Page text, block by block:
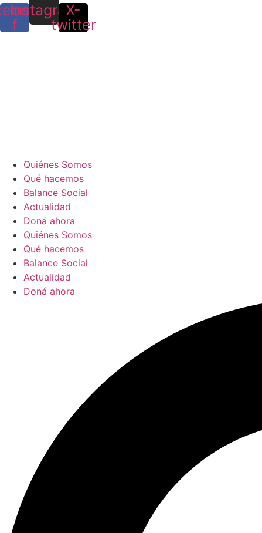
f
Instagram
X-
twitter
Quiénes Somos
Qué hacemos
Balance Social
Actualidad
Doná ahora
Quiénes Somos
Qué hacemos
Balance Social
Actualidad
Doná ahora